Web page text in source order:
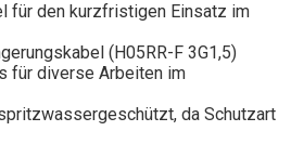
für den kurzfristigen Einsatz im
(H05RR-F 3G1,5)
für diverse Arbeiten im
da Schutzart